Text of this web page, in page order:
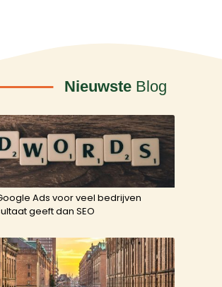
NieuwsteBlog
Ads voor veel bedrijven
geeft dan SEO